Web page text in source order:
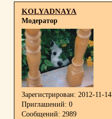
KOLYADNAYA
Модератор
Зарегистрирован: 2012-11-14
Приглашений: 0
Сообщений: 2989